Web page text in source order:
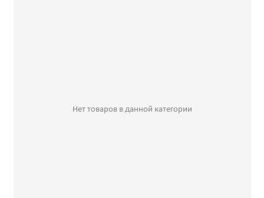
Нет товаров в данной категории